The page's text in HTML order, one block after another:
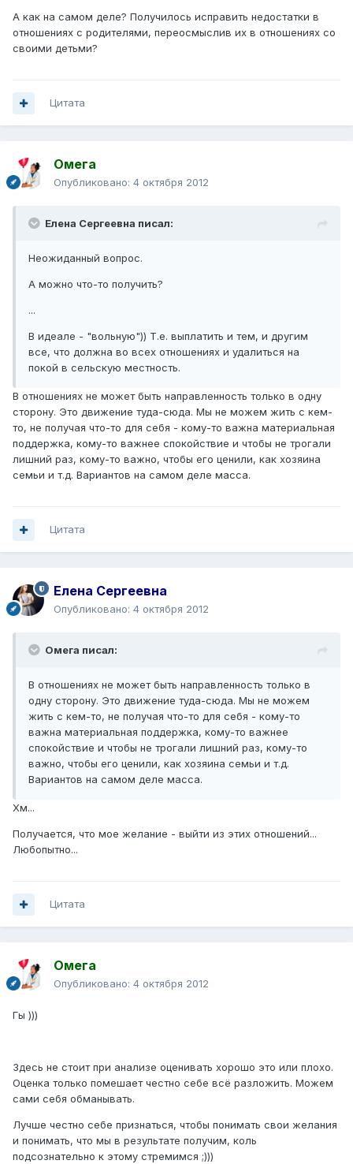
А как на самом деле? Получилось исправить недостатки в
отношениях с родителями, переосмыслив их в отношениях со
своими детьми?
Цитата
Омега
Опубликовано: 4 октября 2012
Елена Сергеевна писал:
Неожиданный вопрос.
А можно что-то получить?
...
В идеале - "вольную")) Т.е. выплатить и тем, и другим
все, что должна во всех отношениях и удалиться на
покой в сельскую местность.
В отношениях не может быть направленность только в одну
сторону. Это движение туда-сюда. Мы не можем жить с кем-
то, не получая что-то для себя - кому-то важна материальная
поддержка, кому-то важнее спокойствие и чтобы не трогали
лишний раз, кому-то важно, чтобы его ценили, как хозяина
семьи и т.д. Вариантов на самом деле масса.
Цитата
Елена Сергеевна
Опубликовано: 4 октября 2012
Омега писал:
В отношениях не может быть направленность только в
одну сторону. Это движение туда-сюда. Мы не можем
жить с кем-то, не получая что-то для себя - кому-то
важна материальная поддержка, кому-то важнее
спокойствие и чтобы не трогали лишний раз, кому-то
важно, чтобы его ценили, как хозяина семьи и т.д.
Вариантов на самом деле масса.
Хм...
Получается, что мое желание - выйти из этих отношений...
Любопытно...
Цитата
Омега
Опубликовано: 4 октября 2012
Гы )))
Здесь не стоит при анализе оценивать хорошо это или плохо.
Оценка только помешает честно себе всё разложить. Можем
сами себя обманывать.
Лучше честно себе признаться, чтобы понимать свои желания
и понимать, что мы в результате получим, коль
подсознательно к этому стремимся ;)))